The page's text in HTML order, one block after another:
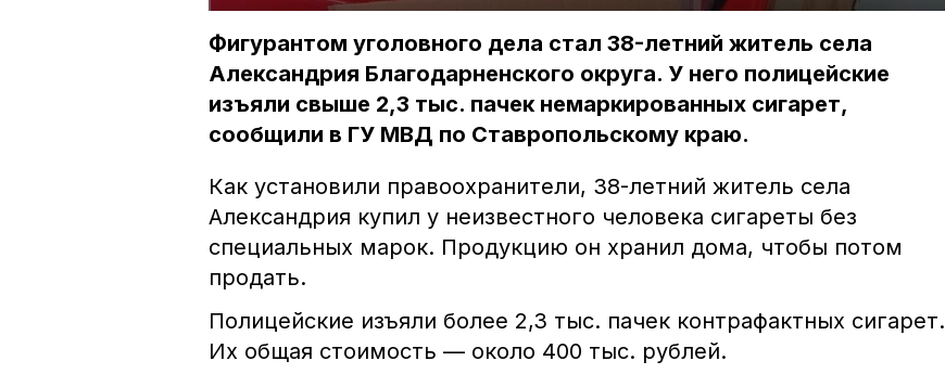
Фигурантом уголовного дела стал 38-летний житель села
Александрия Благодарненского округа. У него полицейские
изъяли свыше 2,3 тыс. пачек немаркированных сигарет,
сообщили в ГУ МВД по Ставропольскому краю.
Как установили правоохранители, 38-летний житель села
Александрия купил у неизвестного человека сигареты без
специальных марок. Продукцию он хранил дома, чтобы потом
продать.
Полицейские изъяли более 2,3 тыс. пачек контрафактных сигарет.
Их общая стоимость — около 400 тыс. рублей.